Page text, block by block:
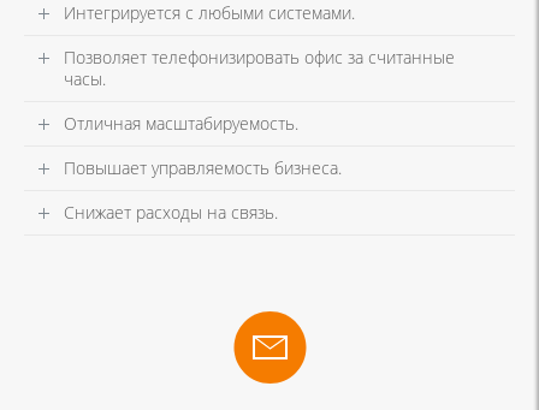
Интегрируется с любыми системами.
Позволяет телефонизировать офис за считанные
часы.
Отличная масштабируемость.
Повышает управляемость бизнеса.
Снижает расходы на связь.